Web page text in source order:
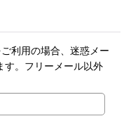
利用の場合、迷惑メー
す。フリーメール以外